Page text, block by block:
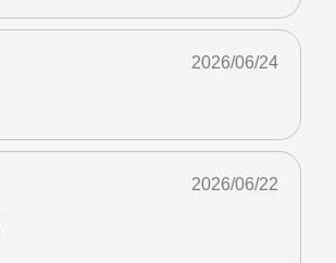
2026/06/24
2026/06/22